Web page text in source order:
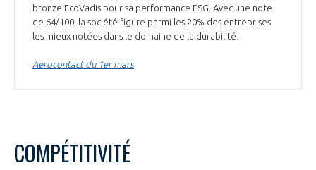
bronze EcoVadis pour sa performance ESG. Avec une note
de 64/100, la société figure parmi les 20% des entreprises
les mieux notées dans le domaine de la durabilité.
Aerocontact du 1er mars
COMPÉTITIVITÉ